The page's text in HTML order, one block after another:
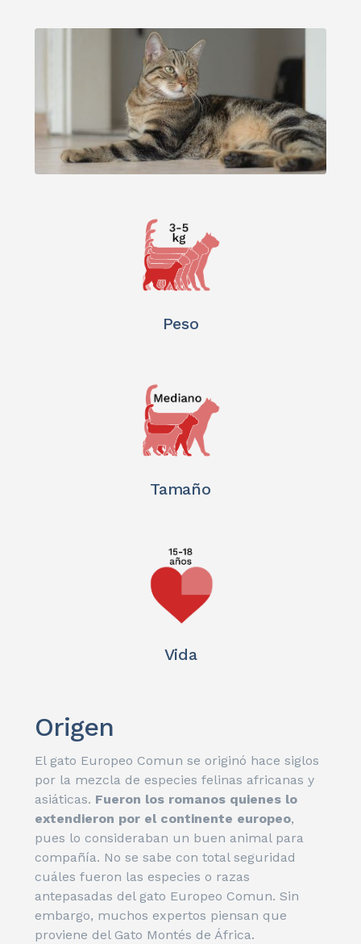
Peso
Tamaño
Vida
Origen
El gato Europeo Comun se originó hace siglos
por la mezcla de especies felinas africanas y
asiáticas. Fueron los romanos quienes lo
extendieron por el continente europeo,
pues lo consideraban un buen animal para
compañía. No se sabe con total seguridad
cuáles fueron las especies o razas
antepasadas del gato Europeo Comun. Sin
embargo, muchos expertos piensan que
proviene del Gato Montés de África.